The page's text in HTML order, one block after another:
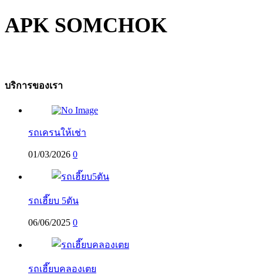
APK SOMCHOK
บริการของเรา
รถเครนให้เช่า
01/03/2026 0
รถเฮี๊ยบ 5ตัน
06/06/2025 0
รถเฮี๊ยบคลองเตย